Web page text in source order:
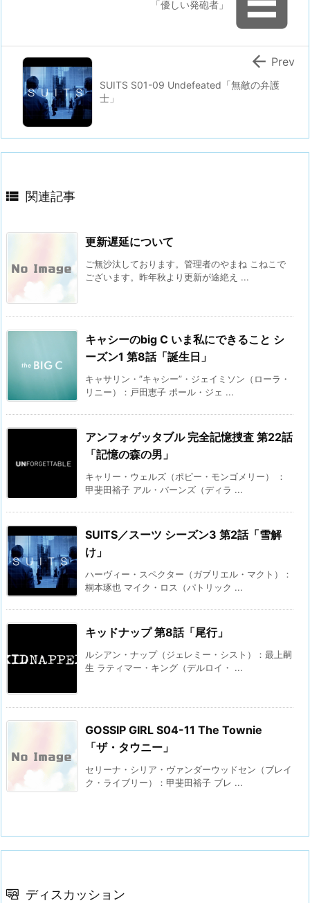
「優しい発砲者」
SUITS S01-09 Undefeated「無敵の弁護
士」
 Prev
 関連記事
更新遅延について
ご無沙汰しております。管理者のやまね こねこで
ございます。昨年秋より更新が途絶え ...
キャシーのbig C いま私にできること シ
ーズン1 第8話「誕生日」
キャサリン・”キャシー”・ジェイミソン（ローラ・
リニー）：戸田恵子 ポール・ジェ ...
アンフォゲッタブル 完全記憶捜査 第22話
「記憶の森の男」
キャリー・ウェルズ（ポピー・モンゴメリー） ：
甲斐田裕子 アル・バーンズ（ディラ ...
SUITS／スーツ シーズン3 第2話「雪解
け」
ハーヴィー・スペクター（ガブリエル・マクト）：
桐本琢也 マイク・ロス（パトリック ...
キッドナップ 第8話「尾行」
ルシアン・ナップ（ジェレミー・シスト）：最上嗣
生 ラティマー・キング（デルロイ・ ...
GOSSIP GIRL S04-11 The Townie
「ザ・タウニー」
セリーナ・シリア・ヴァンダーウッドセン（ブレイ
ク・ライブリー）：甲斐田裕子 ブレ ...
ディスカッション